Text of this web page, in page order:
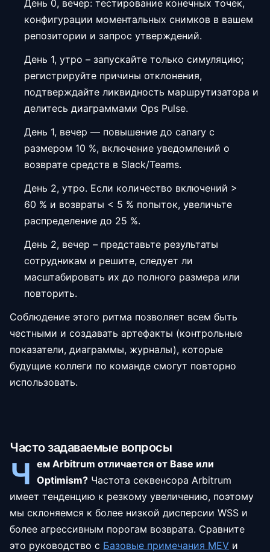
День 0, вечер: тестирование конечных точек,
конфигурации моментальных снимков в вашем
репозитории и запрос утверждений.
День 1, утро – запускайте только симуляцию;
регистрируйте причины отклонения,
подтверждайте ликвидность маршрутизатора и
делитесь диаграммами Ops Pulse.
День 1, вечер — повышение до canary с
размером 10 %, включение уведомлений о
возврате средств в Slack/Teams.
День 2, утро. Если количество включений >
60 % и возвраты < 5 % попыток, увеличьте
распределение до 25 %.
День 2, вечер – представьте результаты
сотрудникам и решите, следует ли
масштабировать их до полного размера или
повторить.
Соблюдение этого ритма позволяет всем быть
честными и создавать артефакты (контрольные
показатели, диаграммы, журналы), которые
будущие коллеги по команде смогут повторно
использовать.
Часто задаваемые вопросы
Ч ем Arbitrum отличается от Base или
Optimism? Частота секвенсора Arbitrum
имеет тенденцию к резкому увеличению, поэтому
мы склоняемся к более низкой дисперсии WSS и
более агрессивным порогам возврата. Сравните
это руководство с Базовые примечания MEV и